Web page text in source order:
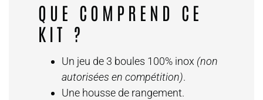
QUE COMPREND CE
KIT ?
Un jeu de 3 boules 100% inox (non
autorisées en compétition).
Une housse de rangement.